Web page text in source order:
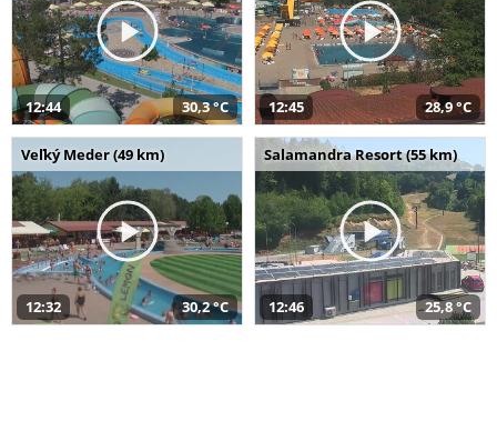
12:44 30,3 °C 12:45 28,9 °C
Veľký Meder (49 km)
12:32 30,2 °C
Salamandra Resort (55 km)
12:46 25,8 °C